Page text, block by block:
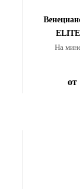
На
от